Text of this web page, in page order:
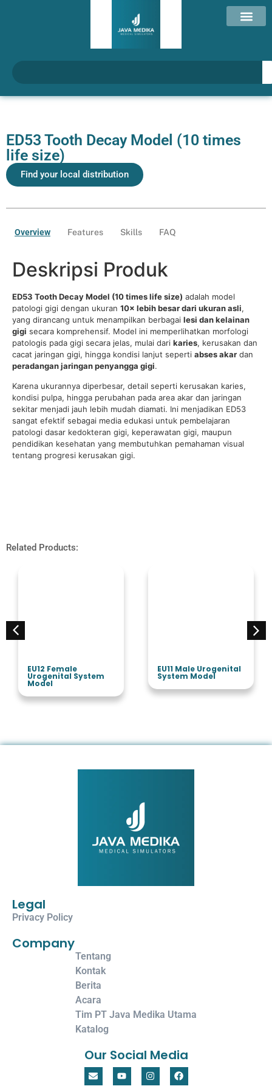
ED53 Tooth Decay Model (10 times
life size)
Find your local distribution
Overview Features Skills FAQ
Deskripsi Produk
ED53 Tooth Decay Model (10 times life size) adalah model
patologi gigi dengan ukuran 10× lebih besar dari ukuran asli,
yang dirancang untuk menampilkan berbagai lesi dan kelainan
gigi secara komprehensif. Model ini memperlihatkan morfologi
patologis pada gigi secara jelas, mulai dari karies, kerusakan dan
cacat jaringan gigi, hingga kondisi lanjut seperti abses akar dan
peradangan jaringan penyangga gigi.
Karena ukurannya diperbesar, detail seperti kerusakan karies,
kondisi pulpa, hingga perubahan pada area akar dan jaringan
sekitar menjadi jauh lebih mudah diamati. Ini menjadikan ED53
sangat efektif sebagai media edukasi untuk pembelajaran
patologi dasar kedokteran gigi, keperawatan gigi, maupun
pendidikan kesehatan yang membutuhkan pemahaman visual
tentang progresi kerusakan gigi.
Related Products:
EU12 Female
Urogenital System
Model
EU11 Male Urogenital
System Model
Legal
Privacy Policy
Tentang
Kontak
Berita
Acara
Tim PT Java Medika Utama
Katalog
Company
Our Social Media